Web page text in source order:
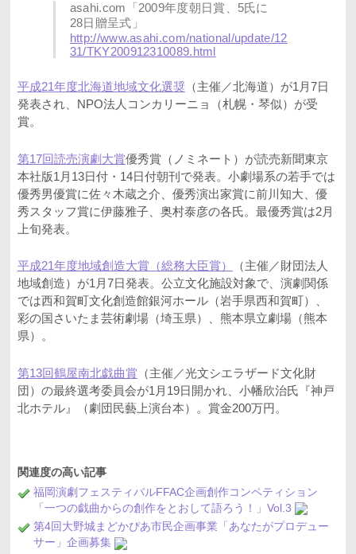
asahi.com「2009年度朝日賞、5氏に
28日贈呈式」
http://www.asahi.com/national/update/12
31/TKY200912310089.html
平成21年度北海道地域文化選奨 （主催／北海道）が1月7日
発表され、NPO法人コンカリーニョ（札幌・琴似）が受
賞。
第17回読売演劇大賞優秀賞（ノミネート）が読売新聞東京
本社版1月13日付・14日付朝刊で発表。小劇場系の若手では
優秀男優賞に佐々木蔵之介、優秀演出家賞に前川知大、優
秀スタッフ賞に伊藤雅子、奥村泰彦の各氏。最優秀賞は2月
上旬発表。
平成21年度地域創造大賞（総務大臣賞）
（主催／財団法人
地域創造）が1月7日発表。公立文化施設対象で、演劇関係
では西和賀町文化創造館銀河ホール（岩手県西和賀町）、
彩の国さいたま芸術劇場（埼玉県）、熊本県立劇場（熊本
県）。
第13回鶴屋南北戯曲賞 （主催／光文シエラザード文化財
団）の最終選考委員会が1月19日開かれ、小幡欣治氏『神戸
北ホテル』（劇団民藝上演台本）。賞金200万円。
関連度の高い記事
福岡演劇フェスティバルFFAC企画創作コンペティション
「一つの戯曲からの創作をとおして語ろう！」Vol.3
第4回大野城まどかぴあ市民企画事業「あなたがプロデュー
サー」企画募集